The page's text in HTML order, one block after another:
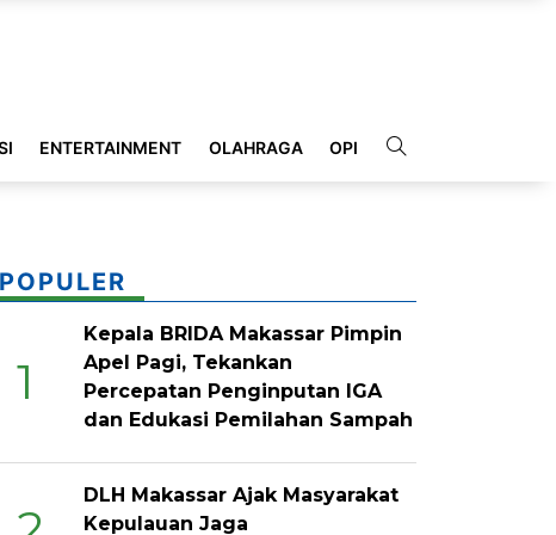
ENTERTAINMENT OLAHRAGA OPINI INDEKS
POPULER
1
Kepala BRIDA Makassar Pimpin
Apel Pagi, Tekankan
Percepatan Penginputan IGA
dan Edukasi Pemilahan Sampah
DLH Makassar Ajak Masyarakat
Kepulauan Jaga